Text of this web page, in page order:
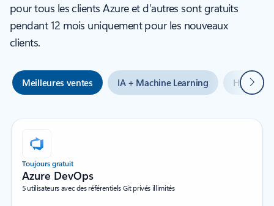
pour tous les clients Azure et d’autres sont gratuits
pendant 12 mois uniquement pour les nouveaux
clients.
Meilleures ventes IA + Machine Learning Hybride
Toujours gratuit
Azure DevOps
5 utilisateurs avec des référentiels Git privés illimités